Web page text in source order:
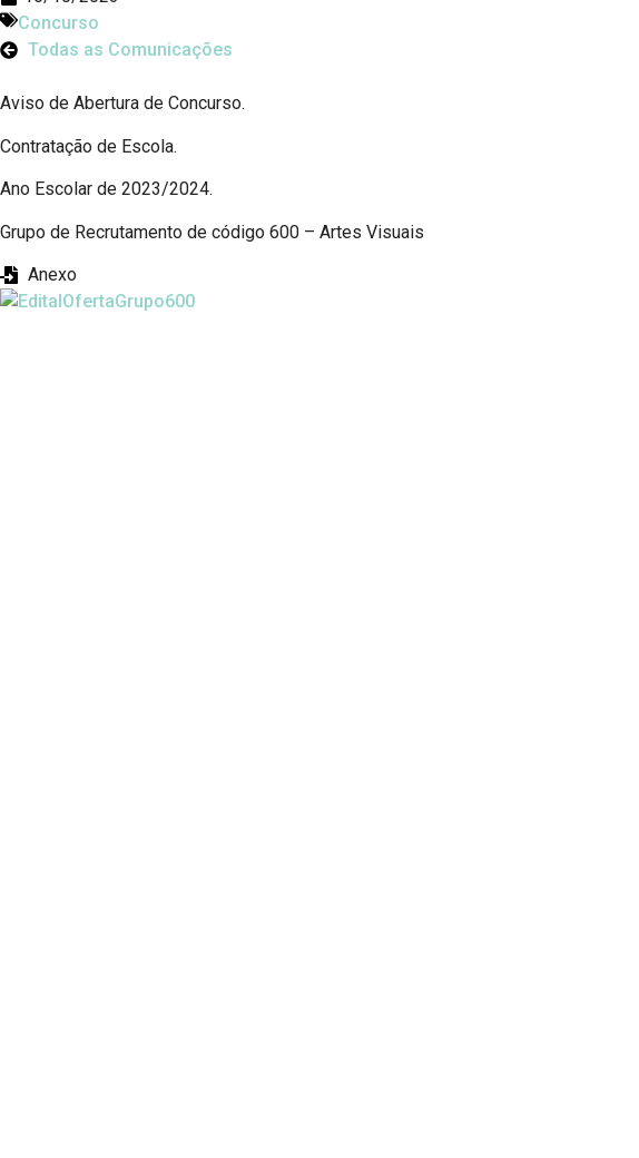
Concurso
Todas as Comunicações
Aviso de Abertura de Concurso.
Contratação de Escola.
Ano Escolar de 2023/2024.
Grupo de Recrutamento de código 600 – Artes Visuais
Anexo